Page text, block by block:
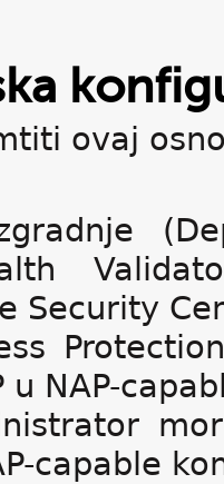
ovaj
Security
u NAP-
capable